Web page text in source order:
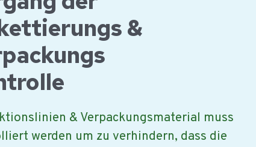
&
& Verpackungsmaterial muss
werden um zu verhindern, dass die